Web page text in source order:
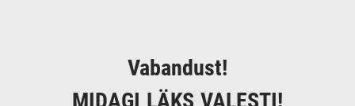
Vabandust!
MIDAGI LÄKS VALESTI!